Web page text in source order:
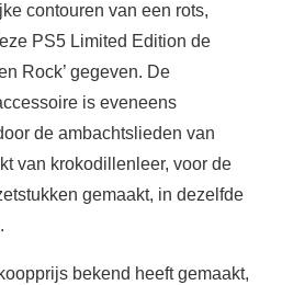
contouren van een rots,
PS5 Limited Edition de
Rock’ gegeven. De
is eveneens
de ambachtslieden van
van krokodillenleer, voor de
gemaakt, in dezelfde
bekend heeft gemaakt,